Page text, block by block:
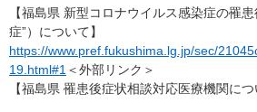
【福島県 新型コロナウイルス感染症の罹
症”）について】
https://www.pref.fukushima.lg.jp/sec/
19.html#1＜外部リンク＞
【福島県 罹患後症状相談対応医療機関につ